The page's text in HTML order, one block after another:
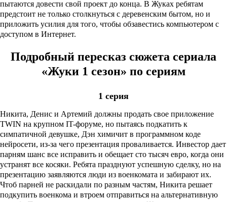
пытаются довести свой проект до конца. В Жуках ребятам
предстоит не только столкнуться с деревенским бытом, но и
приложить усилия для того, чтобы обзавестись компьютером с
доступом в Интернет.
Подробный пересказ сюжета сериала
«Жуки 1 сезон» по сериям
1 серия
Никита, Денис и Артемий должны продать свое приложение
TWIN на крупном IT-форуме, но пытаясь подкатить к
симпатичной девушке, Дэн химичит в программном коде
нейросети, из-за чего презентация проваливается. Инвестор дает
парням шанс все исправить и обещает сто тысяч евро, когда они
устранят все косяки. Ребята празднуют успешную сделку, но на
презентацию заявляются люди из военкомата и забирают их.
Чтоб парней не раскидали по разным частям, Никита решает
подкупить военкома и втроем отправиться на альтернативную